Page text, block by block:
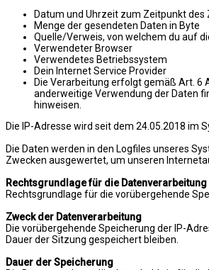
Datum und Uhrzeit zum Zeitpunkt des
Menge der gesendeten Daten in Byte
Quelle/Verweis, von welchem du auf
Verwendeter Browser
Verwendetes Betriebssystem
Dein Internet Service Provider
Die Verarbeitung erfolgt gemäß Art. 6
anderweitige Verwendung der Daten
hinweisen.
Die IP-Adresse wird seit dem 24.05.2018 im
Die Daten werden in den Logfiles unseres
Zwecken ausgewertet, um unseren
Rechtsgrundlage für die Datenverarbeitung
Rechtsgrundlage für die vorübergehende
Zweck der Datenverarbeitung
Die vorübergehende Speicherung der IP-
Dauer der Sitzung gespeichert bleiben.
Dauer der Speicherung